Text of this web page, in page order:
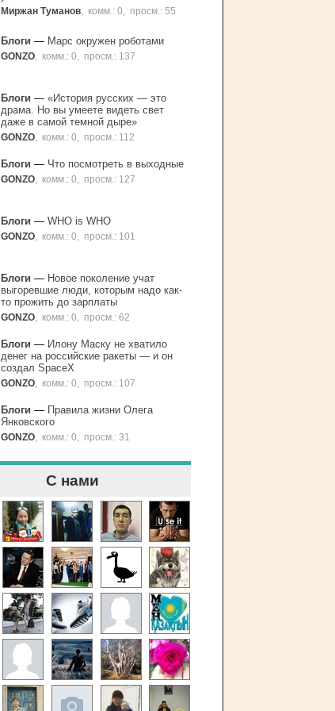
Миржан Туманов комм.: 0 просм.: 55
Блоги — Марс окружен роботами
GONZO комм.: 0 просм.: 137
Блоги — «История русских — это
драма. Но вы умеете видеть свет
даже в самой темной дыре»
GONZO комм.: 0 просм.: 112
Блоги — Что посмотреть в выходные
GONZO комм.: 0 просм.: 127
Блоги — WHO is WHO
GONZO комм.: 0 просм.: 101
Блоги — Новое поколение учат
выгоревшие люди, которым надо как-
то прожить до зарплаты
GONZO комм.: 0 просм.: 62
Блоги — Илону Маску не хватило
денег на российские ракеты — и он
создал SpaceХ
GONZO комм.: 0 просм.: 107
Блоги — Правила жизни Олега
Янковского
GONZO комм.: 0 просм.: 31
С нами